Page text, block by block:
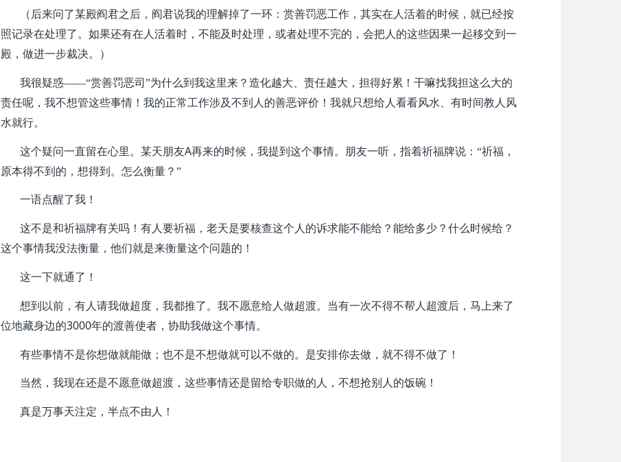
（后来问了某殿阎君之后，阎君说我的理解掉了一环：赏善罚恶工作，其实在人活着的时候，就已经按
照记录在处理了。如果还有在人活着时，不能及时处理，或者处理不完的，会把人的这些因果一起移交到一
殿，做进一步裁决。）
我很疑惑——“赏善罚恶司”为什么到我这里来？造化越大、责任越大，担得好累！干嘛找我担这么大的
责任呢，我不想管这些事情！我的正常工作涉及不到人的善恶评价！我就只想给人看看风水、有时间教人风
水就行。
这个疑问一直留在心里。某天朋友A再来的时候，我提到这个事情。朋友一听，指着祈福牌说：“祈福，
原本得不到的，想得到。怎么衡量？”
一语点醒了我！
这不是和祈福牌有关吗！有人要祈福，老天是要核查这个人的诉求能不能给？能给多少？什么时候给？
这个事情我没法衡量，他们就是来衡量这个问题的！
这一下就通了！
想到以前，有人请我做超度，我都推了。我不愿意给人做超渡。当有一次不得不帮人超渡后，马上来了
位地藏身边的3000年的渡善使者，协助我做这个事情。
有些事情不是你想做就能做；也不是不想做就可以不做的。是安排你去做，就不得不做了！
当然，我现在还是不愿意做超渡，这些事情还是留给专职做的人，不想抢别人的饭碗！
真是万事天注定，半点不由人！